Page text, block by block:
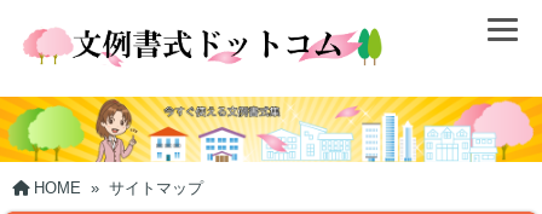
HOME » サイトマップ